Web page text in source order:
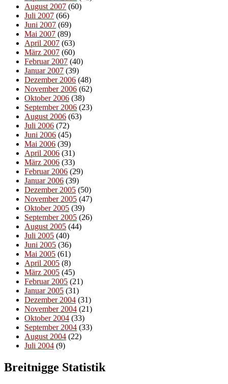
August 2007 (60)
Juli 2007 (66)
Juni 2007 (69)
Mai 2007 (89)
April 2007 (63)
März 2007 (60)
Februar 2007 (40)
Januar 2007 (39)
Dezember 2006 (48)
November 2006 (62)
Oktober 2006 (38)
September 2006 (23)
August 2006 (63)
Juli 2006 (72)
Juni 2006 (45)
Mai 2006 (39)
April 2006 (31)
März 2006 (33)
Februar 2006 (29)
Januar 2006 (39)
Dezember 2005 (50)
November 2005 (47)
Oktober 2005 (39)
September 2005 (26)
August 2005 (44)
Juli 2005 (40)
Juni 2005 (36)
Mai 2005 (61)
April 2005 (8)
März 2005 (45)
Februar 2005 (21)
Januar 2005 (31)
Dezember 2004 (31)
November 2004 (21)
Oktober 2004 (33)
September 2004 (33)
August 2004 (22)
Juli 2004 (9)
Breitnigge Statistik